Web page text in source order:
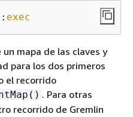
: exec
mapa de las claves y
para los dos primeros
el recorrido
. Para otras
recorrido de Gremlin